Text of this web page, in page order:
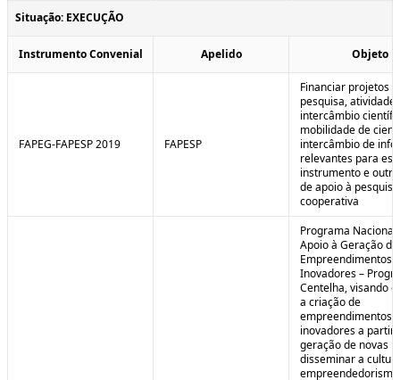
Situação: EXECUÇÃO
Instrumento Convenial Apelido Objeto
FAPEG-FAPESP 2019 FAPESP
Financiar projetos
pesquisa,
intercâmbio
mobilidade de
intercâmbio de
relevantes para
instrumento e
de apoio à pesquisa
cooperativa
Programa Nacional
Apoio à Geração de
Empreendimentos
Inovadores –
Centelha, visando
a criação de
empreendimentos
inovadores a partir
geração de novas
disseminar a
empreendedorismo